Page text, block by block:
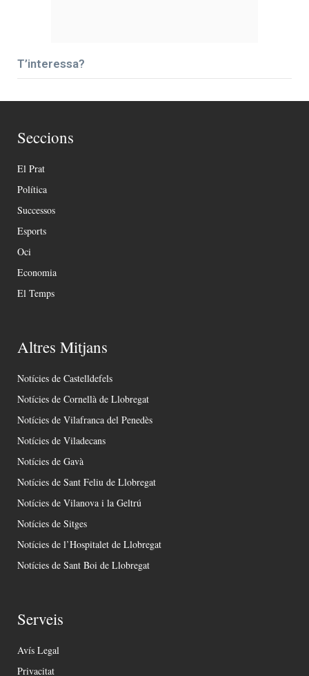
T’interessa?
Seccions
El Prat
Política
Successos
Esports
Oci
Economia
El Temps
Altres Mitjans
Notícies de Castelldefels
Notícies de Cornellà de Llobregat
Notícies de Vilafranca del Penedès
Notícies de Viladecans
Notícies de Gavà
Notícies de Sant Feliu de Llobregat
Notícies de Vilanova i la Geltrú
Notícies de Sitges
Notícies de l’Hospitalet de Llobregat
Notícies de Sant Boi de Llobregat
Serveis
Avís Legal
Privacitat